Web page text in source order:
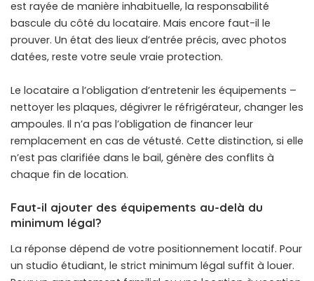
est rayée de manière inhabituelle, la responsabilité
bascule du côté du locataire. Mais encore faut-il le
prouver. Un état des lieux d’entrée précis, avec photos
datées, reste votre seule vraie protection.
Le locataire a l’obligation d’entretenir les équipements –
nettoyer les plaques, dégivrer le réfrigérateur, changer les
ampoules. Il n’a pas l’obligation de financer leur
remplacement en cas de vétusté. Cette distinction, si elle
n’est pas clarifiée dans le bail, génère des conflits à
chaque fin de location.
Faut-il ajouter des équipements au-delà du
minimum légal?
La réponse dépend de votre positionnement locatif. Pour
un studio étudiant, le strict minimum légal suffit à louer.